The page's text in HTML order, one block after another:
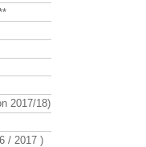
2017/18)
/ 2017 )